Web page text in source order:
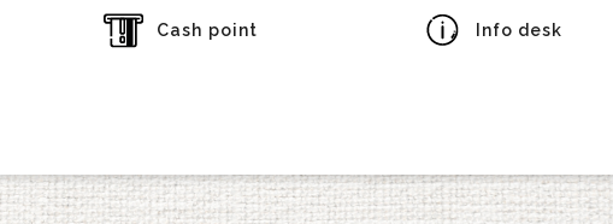
Cash point Info desk